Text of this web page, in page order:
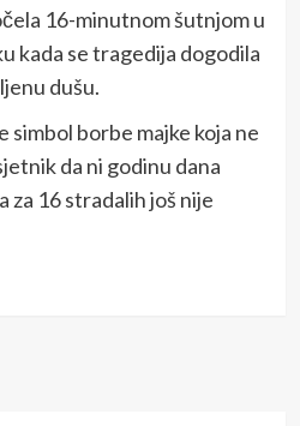
16-minutnom šutnjom u
kada se tragedija dogodila
dušu.
simbol borbe majke koja ne
da ni godinu dana
za 16 stradalih još nije